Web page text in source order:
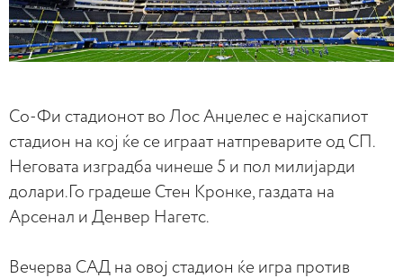
Со-Фи стадионот во Лос Анџелес е најскапиот
стадион на кој ќе се играат натпреварите од СП.
Неговата изградба чинеше 5 и пол милијарди
долари.Го градеше Стен Кронке, газдата на
Арсенал и Денвер Нагетс.
Вечерва САД на овој стадион ќе игра против